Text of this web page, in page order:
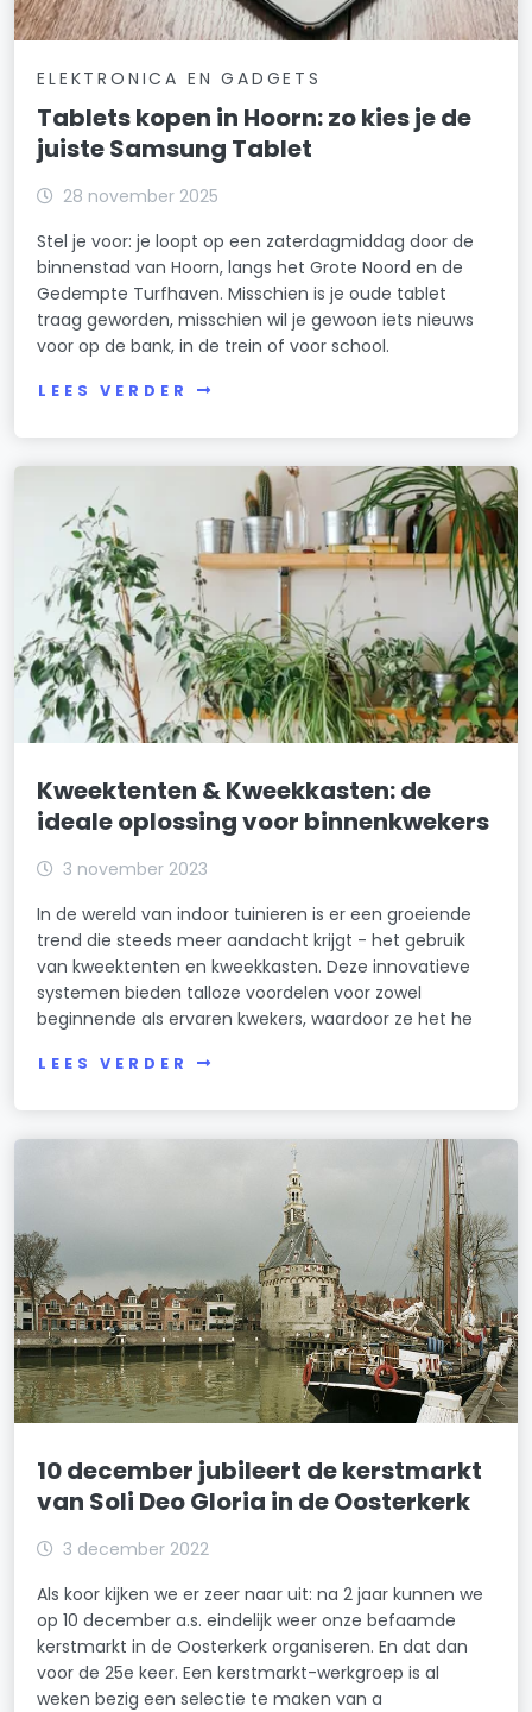
ELEKTRONICA EN GADGETS
Tablets kopen in Hoorn: zo kies je de
juiste Samsung Tablet
28 november 2025
Stel je voor: je loopt op een zaterdagmiddag door de
binnenstad van Hoorn, langs het Grote Noord en de
Gedempte Turfhaven. Misschien is je oude tablet
traag geworden, misschien wil je gewoon iets nieuws
voor op de bank, in de trein of voor school.
LEES VERDER
Kweektenten & Kweekkasten: de
ideale oplossing voor binnenkwekers
3 november 2023
In de wereld van indoor tuinieren is er een groeiende
trend die steeds meer aandacht krijgt - het gebruik
van kweektenten en kweekkasten. Deze innovatieve
systemen bieden talloze voordelen voor zowel
beginnende als ervaren kwekers, waardoor ze het he
LEES VERDER
10 december jubileert de kerstmarkt
van Soli Deo Gloria in de Oosterkerk
3 december 2022
Als koor kijken we er zeer naar uit: na 2 jaar kunnen we
op 10 december a.s. eindelijk weer onze befaamde
kerstmarkt in de Oosterkerk organiseren. En dat dan
voor de 25e keer. Een kerstmarkt-werkgroep is al
weken bezig een selectie te maken van a